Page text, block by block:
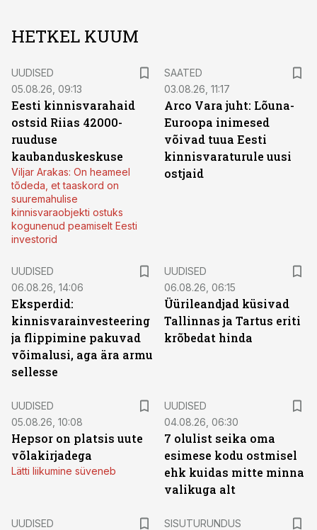
HETKEL KUUM
UUDISED
05.08.26, 09:13
Eesti kinnisvarahaid
ostsid Riias 42000-
ruuduse
kaubanduskeskuse
Viljar Arakas: On heameel
tõdeda, et taaskord on
suuremahulise
kinnisvaraobjekti ostuks
kogunenud peamiselt Eesti
investorid
SAATED
03.08.26, 11:17
Arco Vara juht: Lõuna-
Euroopa inimesed
võivad tuua Eesti
kinnisvaraturule uusi
ostjaid
UUDISED
06.08.26, 14:06
Eksperdid:
kinnisvarainvesteering
ja flippimine pakuvad
võimalusi, aga ära armu
sellesse
UUDISED
06.08.26, 06:15
Üürileandjad küsivad
Tallinnas ja Tartus eriti
krõbedat hinda
UUDISED
05.08.26, 10:08
Hepsor on platsis uute
võlakirjadega
Lätti liikumine süveneb
UUDISED
04.08.26, 06:30
7 olulist seika oma
esimese kodu ostmisel
ehk kuidas mitte minna
valikuga alt
UUDISED
SISUTURUNDUS